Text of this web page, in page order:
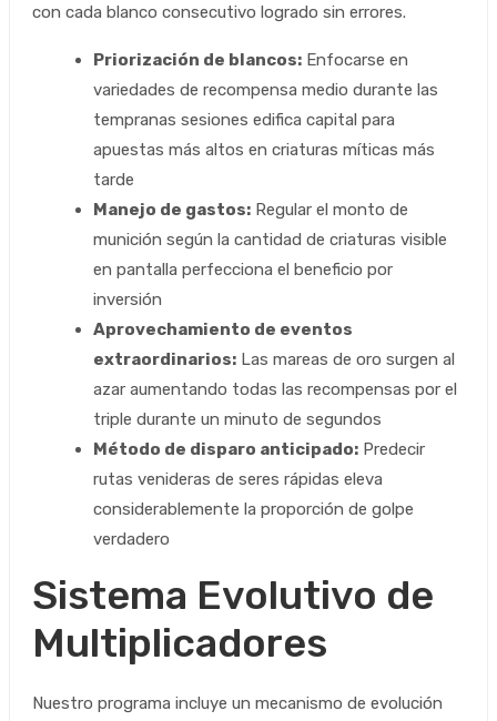
con cada blanco consecutivo logrado sin errores.
Priorización de blancos: Enfocarse en
variedades de recompensa medio durante las
tempranas sesiones edifica capital para
apuestas más altos en criaturas míticas más
tarde
Manejo de gastos: Regular el monto de
munición según la cantidad de criaturas visible
en pantalla perfecciona el beneficio por
inversión
Aprovechamiento de eventos
extraordinarios: Las mareas de oro surgen al
azar aumentando todas las recompensas por el
triple durante un minuto de segundos
Método de disparo anticipado: Predecir
rutas venideras de seres rápidas eleva
considerablemente la proporción de golpe
verdadero
Sistema Evolutivo de
Multiplicadores
Nuestro programa incluye un mecanismo de evolución